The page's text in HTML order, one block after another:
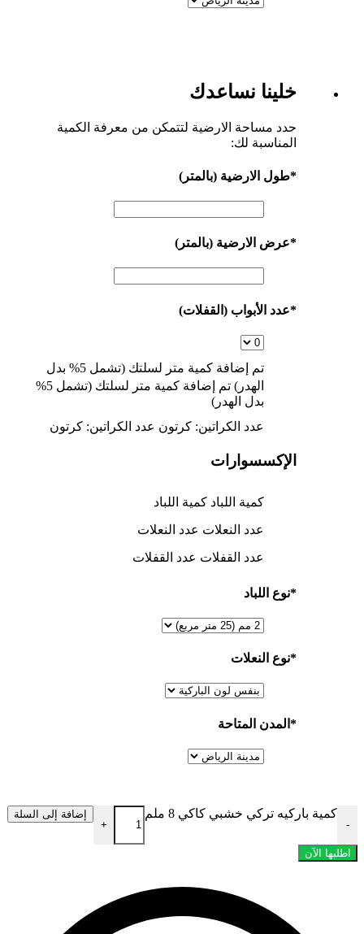
خلينا نساعدك
حدد مساحة الارضية لتتمكن من معرفة الكمية
المناسبة لك:
*طول الارضية (بالمتر)
*عرض الارضية (بالمتر)
*عدد الأبواب (القفلات)
تم إضافة كمية
متر لسلتك (تشمل 5% بدل
الهدر) تم إضافة كمية
متر لسلتك (تشمل 5%
بدل الهدر)
عدد الكراتين: كرتون عدد الكراتين: كرتون
الإكسسوارات
كمية اللباد كمية اللباد
عدد النعلات عدد النعلات
عدد القفلات عدد القفلات
*نوع اللباد
*نوع النعلات
* المدن المتاحة
-
كمية باركيه تركي خشبي كاكي 8 ملم
+
إضافة إلى السلة
اطلبها الآن